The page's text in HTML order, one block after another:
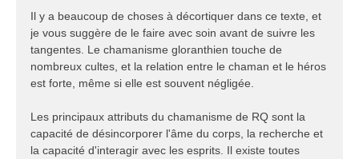
Il y a beaucoup de choses à décortiquer dans ce texte, et
je vous suggère de le faire avec soin avant de suivre les
tangentes. Le chamanisme gloranthien touche de
nombreux cultes, et la relation entre le chaman et le héros
est forte, même si elle est souvent négligée.
Les principaux attributs du chamanisme de RQ sont la
capacité de désincorporer l'âme du corps, la recherche et
la capacité d'interagir avec les esprits. Il existe toutes